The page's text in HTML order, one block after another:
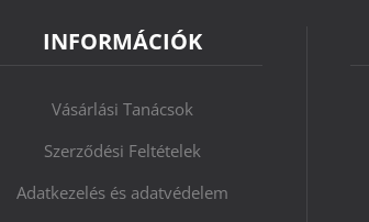
INFORMÁCIÓK
Vásárlási Tanácsok
Szerződési Feltételek
Adatkezelés és adatvédelem